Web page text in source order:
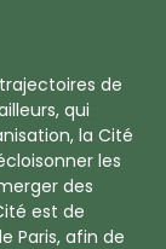
de
qui
la Cité
les
des
est de
Paris, afin de